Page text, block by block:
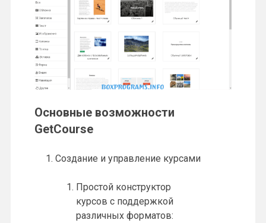
Основные возможности
GetCourse
Создание и управление курсами
Простой конструктор
курсов с поддержкой
различных форматов: